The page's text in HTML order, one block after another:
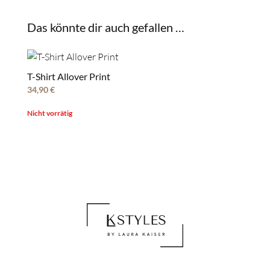
Das könnte dir auch gefallen …
T-Shirt Allover Print
34,90€
Nicht vorrätig